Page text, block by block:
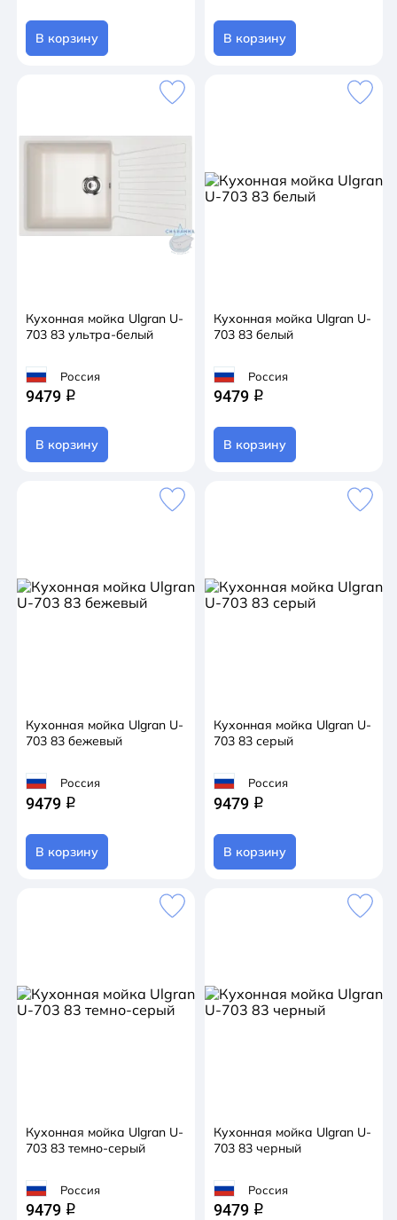
В корзину В корзину
Кухонная мойка Ulgran U-
703 83 ультра-белый
Россия
9479 q
В корзину
Кухонная мойка Ulgran U-
703 83 белый
Россия
9479 q
В корзину
Кухонная мойка Ulgran U-
703 83 бежевый
Россия
9479 q
В корзину
Кухонная мойка Ulgran U-
703 83 серый
Россия
9479 q
В корзину
Кухонная мойка Ulgran U-
703 83 темно-серый
Россия
9479 q
Кухонная мойка Ulgran U-
703 83 черный
Россия
9479 q